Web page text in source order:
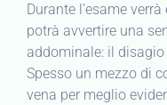
Durante l’esame
potrà avvertire una
addominale: il
Spesso un mezzo di
vena per meglio